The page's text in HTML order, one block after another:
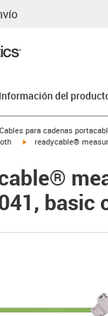
Información del
righticon-arrow-right
Cables para cadenas
igus-icon-arrow-right
readycable®
basic